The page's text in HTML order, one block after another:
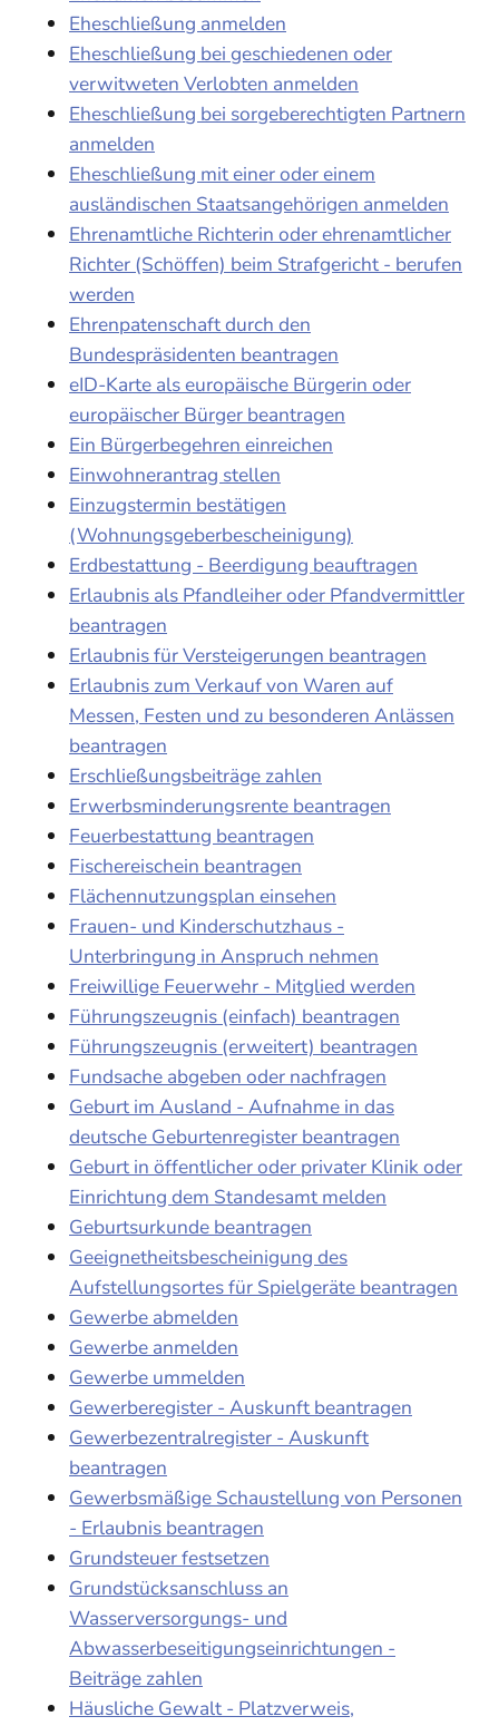
Eheschließung anmelden
Eheschließung bei geschiedenen oder
verwitweten Verlobten anmelden
Eheschließung bei sorgeberechtigten Partnern
anmelden
Eheschließung mit einer oder einem
ausländischen Staatsangehörigen anmelden
Ehrenamtliche Richterin oder ehrenamtlicher
Richter (Schöffen) beim Strafgericht - berufen
werden
Ehrenpatenschaft durch den
Bundespräsidenten beantragen
eID-Karte als europäische Bürgerin oder
europäischer Bürger beantragen
Ein Bürgerbegehren einreichen
Einwohnerantrag stellen
Einzugstermin bestätigen
(Wohnungsgeberbescheinigung)
Erdbestattung - Beerdigung beauftragen
Erlaubnis als Pfandleiher oder Pfandvermittler
beantragen
Erlaubnis für Versteigerungen beantragen
Erlaubnis zum Verkauf von Waren auf
Messen, Festen und zu besonderen Anlässen
beantragen
Erschließungsbeiträge zahlen
Erwerbsminderungsrente beantragen
Feuerbestattung beantragen
Fischereischein beantragen
Flächennutzungsplan einsehen
Frauen- und Kinderschutzhaus -
Unterbringung in Anspruch nehmen
Freiwillige Feuerwehr - Mitglied werden
Führungszeugnis (einfach) beantragen
Führungszeugnis (erweitert) beantragen
Fundsache abgeben oder nachfragen
Geburt im Ausland - Aufnahme in das
deutsche Geburtenregister beantragen
Geburt in öffentlicher oder privater Klinik oder
Einrichtung dem Standesamt melden
Geburtsurkunde beantragen
Geeignetheitsbescheinigung des
Aufstellungsortes für Spielgeräte beantragen
Gewerbe abmelden
Gewerbe anmelden
Gewerbe ummelden
Gewerberegister - Auskunft beantragen
Gewerbezentralregister - Auskunft
beantragen
Gewerbsmäßige Schaustellung von Personen
- Erlaubnis beantragen
Grundsteuer festsetzen
Grundstücksanschluss an
Wasserversorgungs- und
Abwasserbeseitigungseinrichtungen -
Beiträge zahlen
Häusliche Gewalt - Platzverweis,